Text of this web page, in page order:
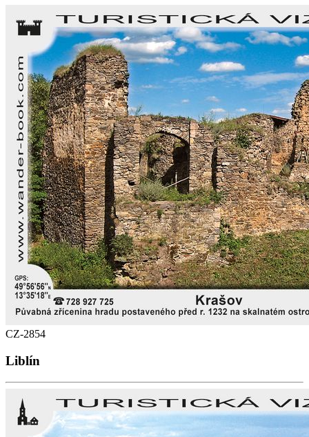
CZ-2854
Liblín